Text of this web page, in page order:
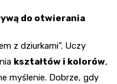
do otwierania
z dziurkami”. Uczy
kształtów i kolorów,
myślenie. Dobrze, gdy